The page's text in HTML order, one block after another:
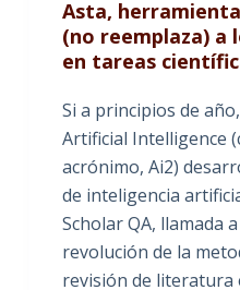
Asta,
(no reemplaza) a
en tareas
Si a principios de
Artificial Intelligence
acrónimo, Ai2)
de inteligencia
Scholar QA, llamada
revolución de la
revisión de literatura